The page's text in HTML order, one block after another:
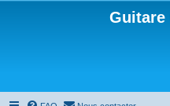
Guitare